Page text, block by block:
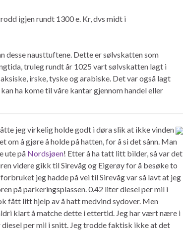
igjen rundt 1300 e. Kr, dvs midt i
desse nausttuftene. Dette er sølvskatten som
truleg rundt år 1025 vart sølvskatten lagt i
irske, tyske og arabiske. Det var også lagt
ha kome til våre kantar gjennom handel eller
jeg virkelig holde godt i døra slik at ikke vinden
om å gjøre å holde på hatten, for å si det sånn. Man
ute på Nordsjøen! Etter å ha tatt litt bilder, så var det
videre gikk til Sirevåg og Eigerøy for å besøke to
jeg hadde på vei til Sirevåg var så lavt at jeg
på parkeringsplassen. 0.42 liter diesel per mil i
fått litt hjelp av å hatt medvind sydover. Men
klart å matche dette i ettertid. Jeg har vært nære i
per mil i snitt. Jeg trodde faktisk ikke at det